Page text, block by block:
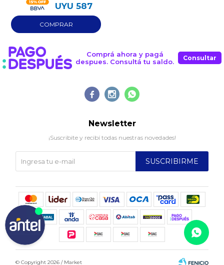
UYU 587
Comprá ahora y pagá
despues. Consultá tu saldo.
Consultar
  
Newsletter
¡Suscribite y recibí todas nuestras novedades!
SUSCRIBIRME
© Copyright 2026 / Market